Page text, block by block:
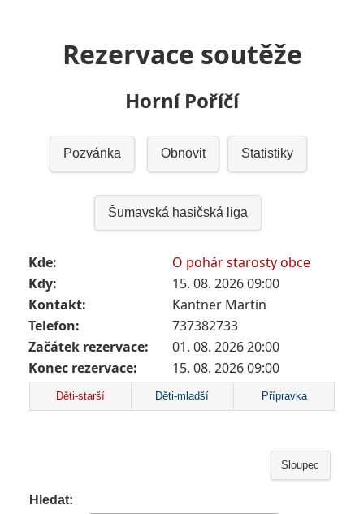
Rezervace soutěže
Horní Poříčí
Pozvánka Obnovit Statistiky
Šumavská hasičská liga
Kde:
O pohár starosty obce
Kdy:
15. 08. 2026 09:00
Kontakt:
Kantner Martin
Telefon:
737382733
Začátek rezervace:
01. 08. 2026 20:00
Konec rezervace:
15. 08. 2026 09:00
Děti-starší Děti-mladší Přípravka
Sloupec
Hledat: